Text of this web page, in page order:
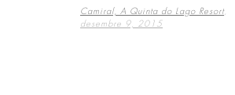
Camiral, A Quinta do Lago Resort,
desembre 9, 2015